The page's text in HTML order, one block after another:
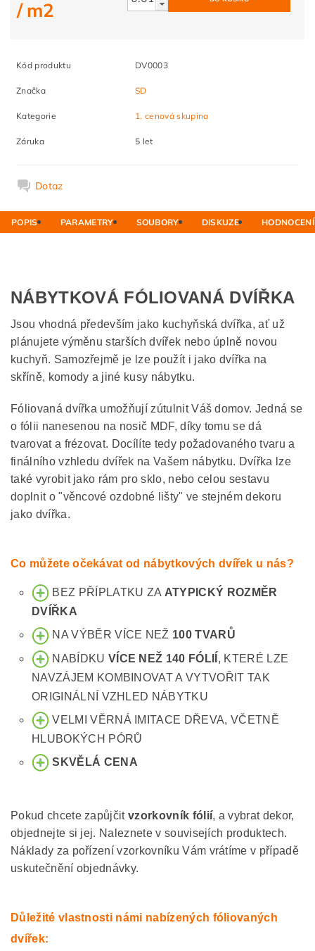
/ m2
Kód produktu DV0003
Značka SD
Kategorie 1. cenová skupina
Záruka 5 let
Dotaz
POPIS PARAMETRY SOUBORY DISKUZE HODNOCENÍ
NÁBYTKOVÁ FÓLIOVANÁ DVÍŘKA
Jsou vhodná především jako kuchyňská dvířka, ať už
plánujete výměnu starších dvířek nebo úplně novou
kuchyň. Samozřejmě je lze použít i jako dvířka na
skříně, komody a jiné kusy nábytku.
Fóliovaná dvířka umožňují zútulnit Váš domov. Jedná se
o fólii nanesenou na nosič MDF, díky tomu se dá
tvarovat a frézovat. Docílíte tedy požadovaného tvaru a
finálního vzhledu dvířek na Vašem nábytku. Dvířka lze
také vyrobit jako rám pro sklo, nebo celou sestavu
doplnit o "věncové ozdobné lišty" ve stejném dekoru
jako dvířka.
Co můžete očekávat od nábytkových dvířek u nás?
BEZ PŘÍPLATKU ZA ATYPICKÝ ROZMĚR
DVÍŘKA
NA VÝBĚR VÍCE NEŽ 100 TVARŮ
NABÍDKU VÍCE NEŽ 140 FÓLIÍ , KTERÉ LZE
NAVZÁJEM KOMBINOVAT A VYTVOŘIT TAK
ORIGINÁLNÍ VZHLED NÁBYTKU
VELMI VĚRNÁ IMITACE DŘEVA, VČETNĚ
HLUBOKÝCH PÓRŮ
SKVĚLÁ CENA
Pokud chcete zapůjčitvzorkovník fólií, a vybrat dekor,
objednejte si jej. Naleznete v souvisejích produktech.
Náklady za pořízení vzorkovníku Vám vrátíme v případě
uskutečnění objednávky.
Důležité vlastnosti námi nabízených fóliovaných
dvířek: